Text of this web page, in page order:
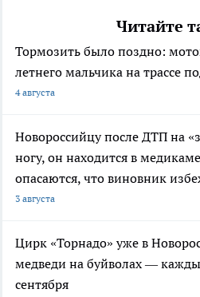
Читайте
Тормозить было поздно:
летнего мальчика на трассе
4 августа
Новороссийцу после ДТП на
ногу, он находится в
опасаются, что виновник
3 августа
Цирк «Торнадо» уже в
медведи на буйволах —
сентября